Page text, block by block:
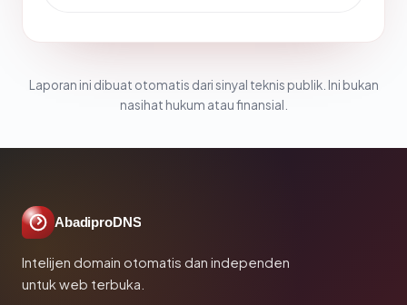
Laporan ini dibuat otomatis dari sinyal teknis publik. Ini bukan
nasihat hukum atau finansial.
AbadiproDNS
Intelijen domain otomatis dan independen
untuk web terbuka.